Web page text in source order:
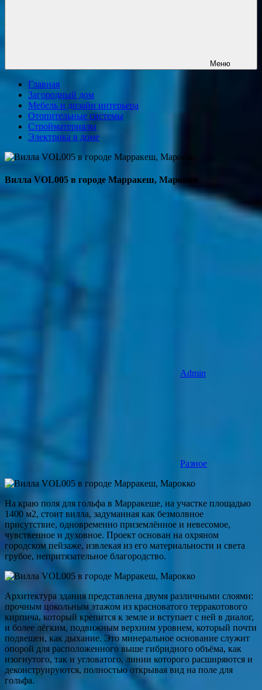
Меню
Главная
Загородный дом
Мебель и дизайн интерьера
Отопительные системы
Стройматериалы
Электрика в доме
Вилла VOL005 в городе Марракеш, Марокко
Admin
Разное
На краю поля для гольфа в Марракеше, на участке площадью
1400 м2, стоит вилла, задуманная как безмолвное
присутствие, одновременно приземлённое и невесомое,
чувственное и духовное. Проект основан на охряном
городском пейзаже, извлекая из его материальности и света
грубое, непритязательное благородство.
Архитектура здания представлена двумя различными слоями:
прочным цокольным этажом из красноватого терракотового
кирпича, который крепится к земле и вступает с ней в диалог,
и более лёгким, подвижным верхним уровнем, который почти
подвешен, как дыхание. Это минеральное основание служит
опорой для расположенного выше гибридного объёма, как
изогнутого, так и угловатого, линии которого расширяются и
деконструируются, полностью открывая вид на поле для
гольфа.